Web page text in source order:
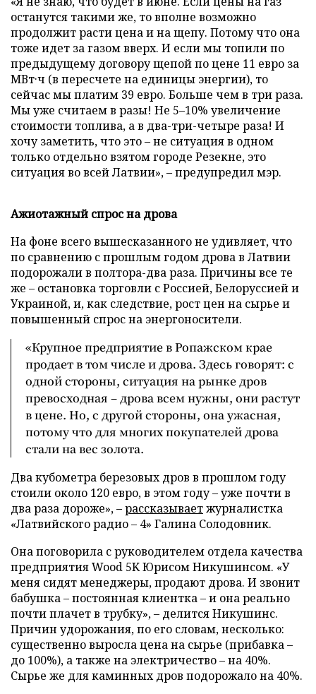
останутся такими же, то вполне возможно
продолжит расти цена и на щепу. Потому что она
тоже идет за газом вверх. И если мы топили по
предыдущему договору щепой по цене 11 евро за
МВт·ч (в пересчете на единицы энергии), то
сейчас мы платим 39 евро. Больше чем в три раза.
Мы уже считаем в разы! Не 5–10% увеличение
стоимости топлива, а в два-три-четыре раза! И
хочу заметить, что это – не ситуация в одном
только отдельно взятом городе Резекне, это
ситуация во всей Латвии», – предупредил мэр.
Ажиотажный спрос на дрова
На фоне всего вышесказанного не удивляет, что
по сравнению с прошлым годом дрова в Латвии
подорожали в полтора-два раза. Причины все те
же – остановка торговли с Россией, Белоруссией и
Украиной, и, как следствие, рост цен на сырье и
повышенный спрос на энергоносители.
«Крупное предприятие в Ропажском крае
продает в том числе и дрова. Здесь говорят: с
одной стороны, ситуация на рынке дров
превосходная – дрова всем нужны, они растут
в цене. Но, с другой стороны, она ужасная,
потому что для многих покупателей дрова
стали на вес золота.
Два кубометра березовых дров в прошлом году
стоили около 120 евро, в этом году – уже почти в
два раза дороже», –рассказываетжурналистка
«Латвийского радио – 4» Галина Солодовник.
Она поговорила с руководителем отдела качества
предприятия Wood 5K Юрисом Никушинсом. «У
меня сидят менеджеры, продают дрова. И звонит
бабушка – постоянная клиентка – и она реально
почти плачет в трубку», – делится Никушинс.
Причин удорожания, по его словам, несколько:
существенно выросла цена на сырье (прибавка –
до 100%), а также на электричество – на 40%.
Сырье же для каминных дров подорожало на 40%.